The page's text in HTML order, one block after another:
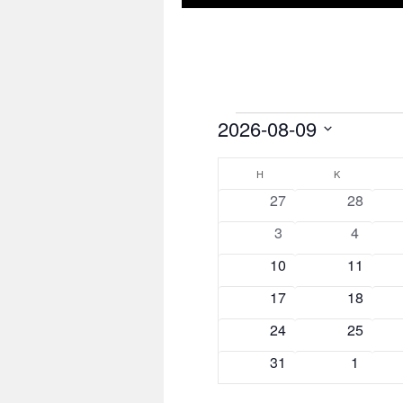
Események
2026-08-09
kiválasztása.
Események
naptár
H KKEDD
0
események
27
0
28
0
események
3
0
4
0
események
10
0
11
0
események
17
0
18
0
események
24
0
25
0
események
31
0
1